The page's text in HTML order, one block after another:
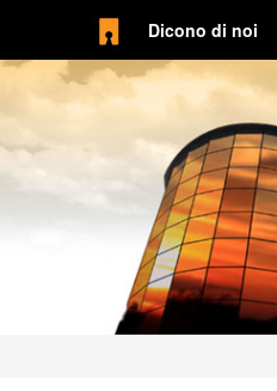
Dicono di noi